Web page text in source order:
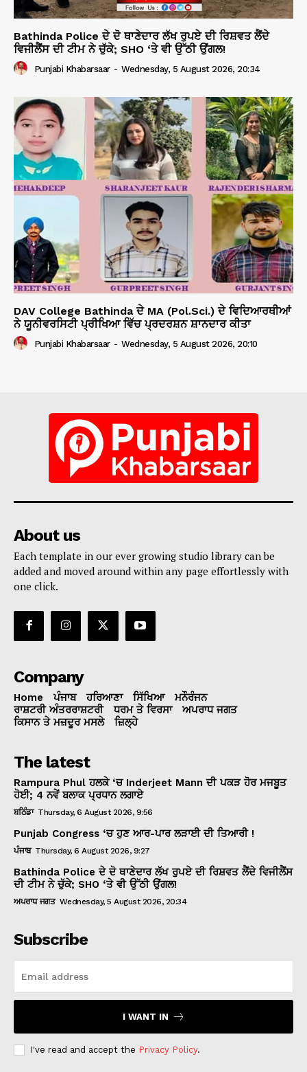
Bathinda Police ਦੇ ਦੋ ਥਾਣੇਦਾਰ ਲੱਖ ਰੁਪਏ ਦੀ ਰਿਸ਼ਵਤ ਲੈਂਦੇ
ਵਿਜੀਲੈਂਸ ਦੀ ਟੀਮ ਨੇ ਚੁੱਕੇ; SHO ‘ਤੇ ਵੀ ਉੱਠੀ ਉਂਗਲ!
Punjabi Khabarsaar - Wednesday, 5 August 2026, 20:34
DAV College Bathinda ਦੇ MA (Pol.Sci.) ਦੇ ਵਿਦਿਆਰਥੀਆਂ
ਨੇ ਯੂਨੀਵਰਸਿਟੀ ਪ੍ਰੀਖਿਆ ਵਿੱਚ ਪ੍ਰਦਰਸ਼ਨ ਸ਼ਾਨਦਾਰ ਕੀਤਾ
Punjabi Khabarsaar - Wednesday, 5 August 2026, 20:10
About us
Each template in our ever growing studio library can be
added and moved around within any page effortlessly with
one click.
Company
Home ਪੰਜਾਬ ਹਰਿਆਣਾ ਸਿੱਖਿਆ
ਮਨੌਰੰਜਨ
ਰਾਸ਼ਟਰੀ ਅੰਤਰਰਾਸ਼ਟਰੀ
ਧਰਮ ਤੇ ਵਿਰਸਾ
ਅਪਰਾਧ ਜਗਤ
ਕਿਸਾਨ ਤੇ ਮਜ਼ਦੂਰ ਮਸਲੇ
ਜ਼ਿਲ੍ਹੇ
The latest
Rampura Phul ਹਲਕੇ ‘ਚ Inderjeet Mann ਦੀ ਪਕੜ ਹੋਰ ਮਜਬੂਤ
ਹੋਈ; 4 ਨਵੇਂ ਬਲਾਕ ਪ੍ਰਧਾਨ ਲਗਾਏ
ਬਠਿੰਡਾ Thursday, 6 August 2026, 9:56
Punjab Congress ‘ਚ ਹੁਣ ਆਰ-ਪਾਰ ਲੜਾਈ ਦੀ ਤਿਆਰੀ !
ਪੰਜਾਬ Thursday, 6 August 2026, 9:27
Bathinda Police ਦੇ ਦੋ ਥਾਣੇਦਾਰ ਲੱਖ ਰੁਪਏ ਦੀ ਰਿਸ਼ਵਤ ਲੈਂਦੇ ਵਿਜੀਲੈਂਸ
ਦੀ ਟੀਮ ਨੇ ਚੁੱਕੇ; SHO ‘ਤੇ ਵੀ ਉੱਠੀ ਉਂਗਲ!
ਅਪਰਾਧ ਜਗਤ Wednesday, 5 August 2026, 20:34
Subscribe
I WANT IN
I've read and accept the Privacy Policy.